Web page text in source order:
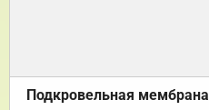
Подкровельная мембрана